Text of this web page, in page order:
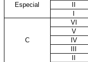
Especial
II
I
VI
V
C
IV
III
II